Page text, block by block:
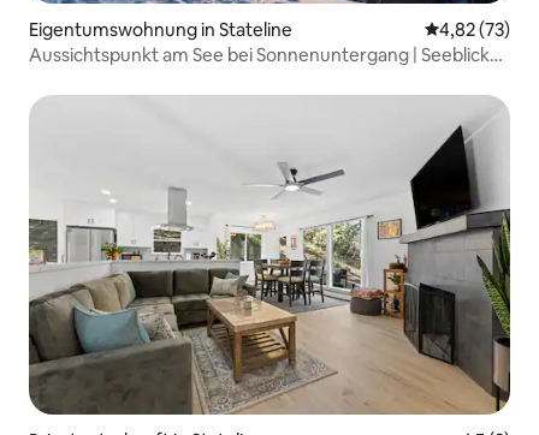
Eigentumswohnung in Stateline
4,82 (73)
Aussichtspunkt am See bei Sonnenuntergang | Seeblick